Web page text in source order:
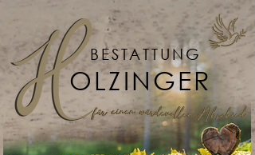
BESTATTUNG
OLZINGER